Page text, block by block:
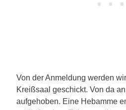
Von der Anmeldung werden
Kreißsaal geschickt. Von da
aufgehoben. Eine Hebamme